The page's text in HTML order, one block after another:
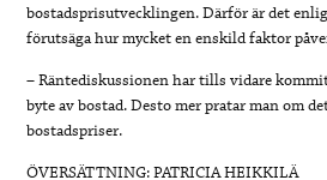
bostadsprisutvecklingen. Därför är det
förutsäga hur mycket en enskild faktor
– Räntediskussionen har tills vidare
byte av bostad. Desto mer pratar man om
bostadspriser.
ÖVERSÄTTNING: PATRICIA HEIKKILÄ